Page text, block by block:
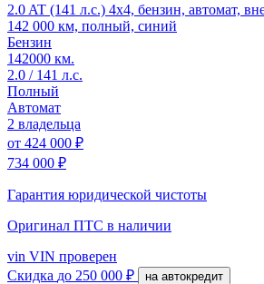
2.0 AT (141 л.с.) 4x4, бензин, автомат,
142 000 км, полный, синий
Бензин
142000 км.
2.0 / 141 л.с.
Полный
Автомат
2 владельца
от 424 000 ₽
734 000 ₽
Гарантия юридической чистоты
Оригинал ПТС в наличии
vin VIN проверен
Скидка до 250 000 ₽ на автокредит